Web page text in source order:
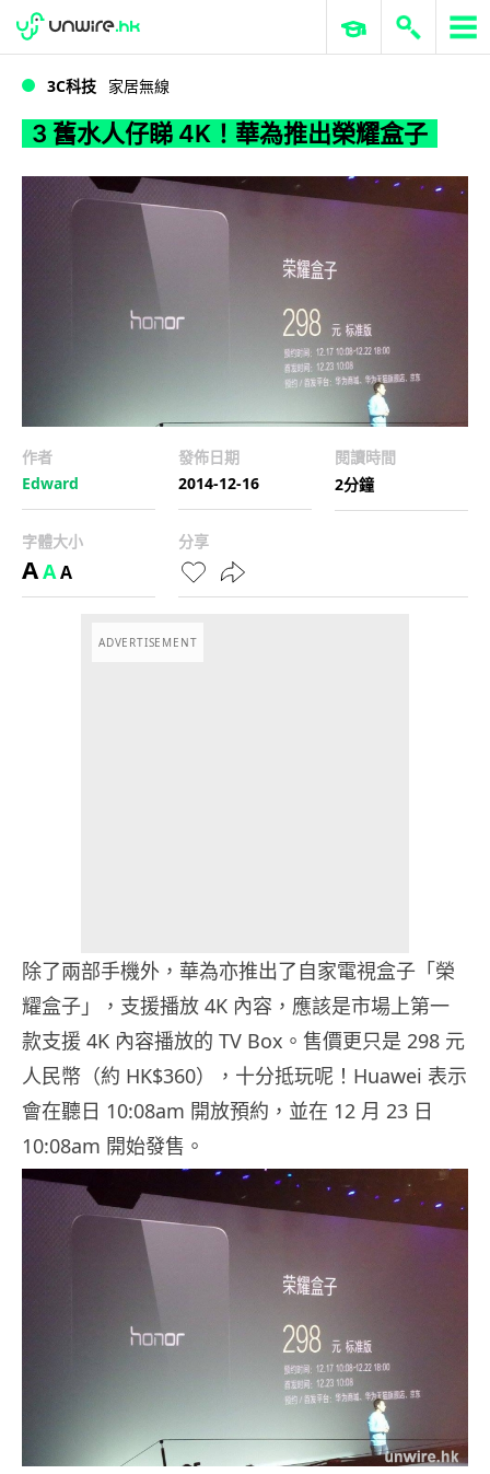
3 舊水人仔睇 4K！華為推出榮耀盒子
WWDC 2026 ERP 與商業 AI
3C科技 家居無線
3 舊水人仔睇 4K！華為推出榮耀盒子
作者
Edward
發佈日期
2014-12-16
閱讀時間
2分鐘
字體大小
AAA
分享
ADVERTISEMENT
除了兩部手機外，華為亦推出了自家電視盒子「榮
耀盒子」，支援播放 4K 內容，應該是市場上第一
款支援 4K 內容播放的 TV Box。售價更只是 298 元
人民幣（約 HK$360），十分抵玩呢！Huawei 表示
會在聽日 10:08am 開放預約，並在 12 月 23 日
10:08am 開始發售。